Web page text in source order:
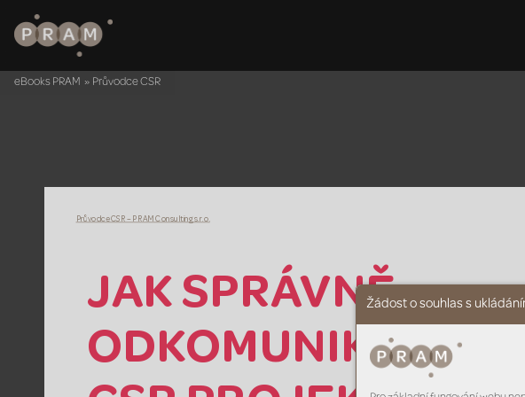
Žádost o souhlas s
JAK SPRÁVNĚ
ODKOMUNIKOVA
Průvodce CSR – PRAM Consulting s.r.o.
eBooks PRAM » Průvodce CSR